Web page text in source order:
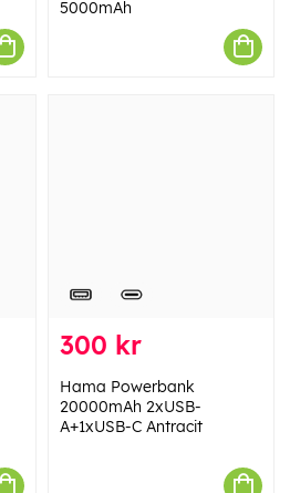
5000mAh
300 kr
Hama Powerbank
20000mAh 2xUSB-
A+1xUSB-C Antracit